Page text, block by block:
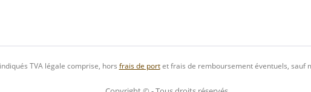
TVA légale comprise, hors frais de portet frais de remboursement éventuels, sauf